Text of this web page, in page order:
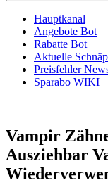
Hauptkanal
Angebote Bot
Rabatte Bot
Aktuelle
Preisfehler
Sparabo WIKI
Vampir
Ausziehbar